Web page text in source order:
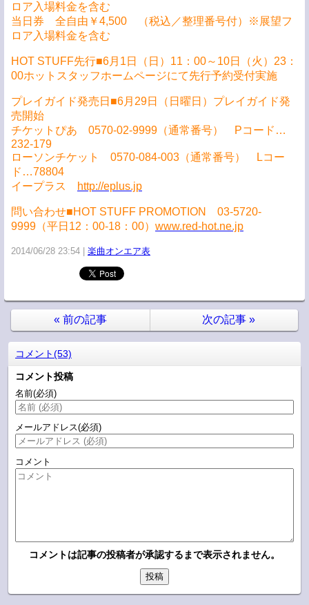
ロア入場料金を含む
当日券 全自由￥4,500 （税込／整理番号付）※展望フ
ロア入場料金を含む
HOT STUFF先行■6月1日（日）11：00～10日（火）23：
00ホットスタッフホームページにて先行予約受付実施
プレイガイド発売日■6月29日（日曜日）プレイガイド発
売開始
チケットぴあ 0570-02-9999（通常番号） Pコード…
232-179
ローソンチケット 0570-084-003（通常番号） Lコー
ド…78804
イープラス
http://eplus.jp
問い合わせ■HOT STUFF PROMOTION 03-5720-
9999（平日12：00-18：00） www.red-hot.ne.jp
2014/06/28 23:54 楽曲オンエア表
« 前の記事 次の記事 »
コメント(53)
コメント投稿
名前(必須)
メールアドレス(必須)
コメント
コメントは記事の投稿者が承認するまで表示されません。